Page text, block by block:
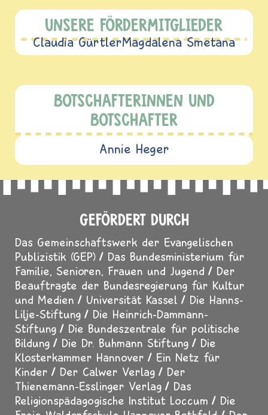
UNSERE FÖRDERMITGLIEDER
Claudia GürtlerMagdalena Smetana
BOTSCHAFTERINNEN UND
BOTSCHAFTER
Annie Heger
GEFÖRDERT DURCH
Das Gemeinschaftswerk der Evangelischen
Publizistik (GEP)
Das Bundesministerium für
Familie, Senioren, Frauen und Jugend
Der
Beauftragte der Bundesregierung für Kultur
und Medien
Universität Kassel
Die Hanns-
Lilje-Stiftung
Die Heinrich-Dammann-
Stiftung
Die Bundeszentrale für politische
Bildung
Die Dr. Buhmann Stiftung
Die
Klosterkammer Hannover
Ein Netz für
Kinder
Der Calwer Verlag
Der
Thienemann-Esslinger Verlag
Das
Religionspädagogische Institut Loccum
Die